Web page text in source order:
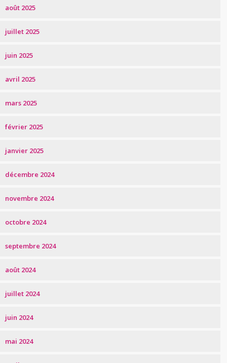
août 2025
juillet 2025
juin 2025
avril 2025
mars 2025
février 2025
janvier 2025
décembre 2024
novembre 2024
octobre 2024
septembre 2024
août 2024
juillet 2024
juin 2024
mai 2024